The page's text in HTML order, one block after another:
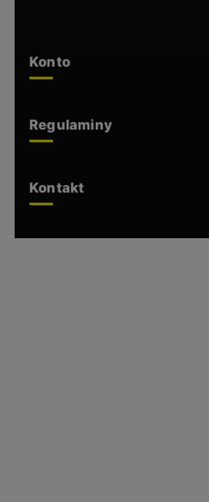
Konto
Regulaminy
Kontakt